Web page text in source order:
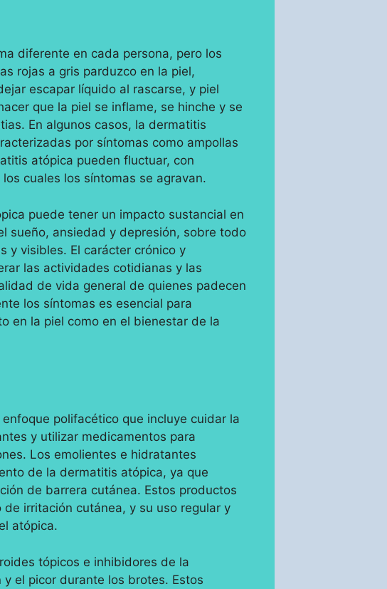
diferente en cada persona, pero los
rojas a gris parduzco en la piel,
escapar líquido al rascarse, y piel
que la piel se inflame, se hinche y se
En algunos casos, la dermatitis
por síntomas como ampollas
atópica pueden fluctuar, con
cuales los síntomas se agravan.
puede tener un impacto sustancial en
sueño, ansiedad y depresión, sobre todo
y visibles. El carácter crónico y
las actividades cotidianas y las
de vida general de quienes padecen
los síntomas es esencial para
en la piel como en el bienestar de la
polifacético que incluye cuidar la
y utilizar medicamentos para
Los emolientes e hidratantes
de la dermatitis atópica, ya que
de barrera cutánea. Estos productos
irritación cutánea, y su uso regular y
atópica.
tópicos e inhibidores de la
el picor durante los brotes. Estos